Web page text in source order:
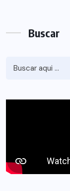
Buscar